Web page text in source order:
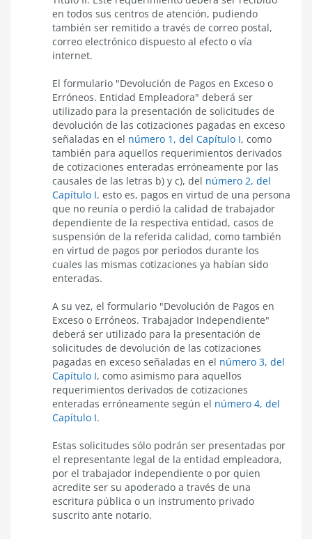
en todos sus centros de atención, pudiendo
también ser remitido a través de correo postal,
correo electrónico dispuesto al efecto o vía
internet.
El formulario "Devolución de Pagos en Exceso o
Erróneos. Entidad Empleadora" deberá ser
utilizado para la presentación de solicitudes de
devolución de las cotizaciones pagadas en exceso
señaladas en el número 1, del Capítulo I, como
también para aquellos requerimientos derivados
de cotizaciones enteradas erróneamente por las
causales de las letras b) y c), del número 2, del
Capítulo I, esto es, pagos en virtud de una persona
que no reunía o perdió la calidad de trabajador
dependiente de la respectiva entidad, casos de
suspensión de la referida calidad, como también
en virtud de pagos por periodos durante los
cuales las mismas cotizaciones ya habían sido
enteradas.
A su vez, el formulario "Devolución de Pagos en
Exceso o Erróneos. Trabajador Independiente"
deberá ser utilizado para la presentación de
solicitudes de devolución de las cotizaciones
pagadas en exceso señaladas en el número 3, del
Capítulo I, como asimismo para aquellos
requerimientos derivados de cotizaciones
enteradas erróneamente según el número 4, del
Capítulo I.
Estas solicitudes sólo podrán ser presentadas por
el representante legal de la entidad empleadora,
por el trabajador independiente o por quien
acredite ser su apoderado a través de una
escritura pública o un instrumento privado
suscrito ante notario.